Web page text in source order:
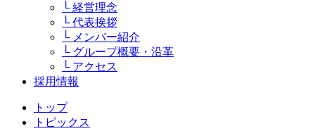
└ 経営理念
└ 代表挨拶
└ メンバー紹介
└ グループ概要・沿革
└ アクセス
採用情報
トップ
トピックス